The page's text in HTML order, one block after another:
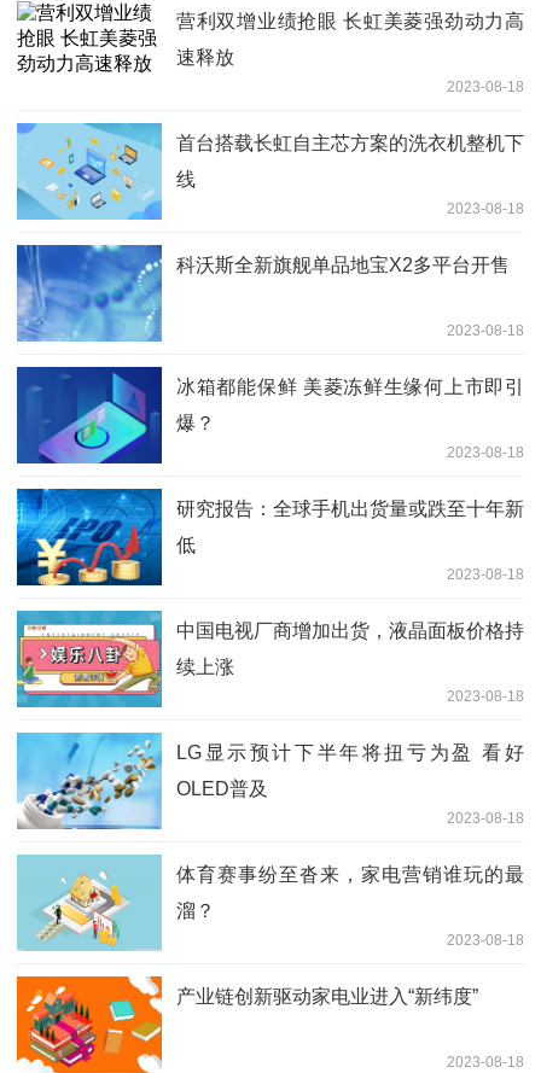
营利双增业绩抢眼 长虹美菱强劲动力高
速释放
2023-08-18
首台搭载长虹自主芯方案的洗衣机整机下
线
2023-08-18
科沃斯全新旗舰单品地宝X2多平台开售
2023-08-18
冰箱都能保鲜 美菱冻鲜生缘何上市即引
爆？
2023-08-18
研究报告：全球手机出货量或跌至十年新
低
2023-08-18
中国电视厂商增加出货，液晶面板价格持
续上涨
2023-08-18
LG显示预计下半年将扭亏为盈 看好
OLED普及
2023-08-18
体育赛事纷至沓来，家电营销谁玩的最
溜？
2023-08-18
产业链创新驱动家电业进入“新纬度”
2023-08-18